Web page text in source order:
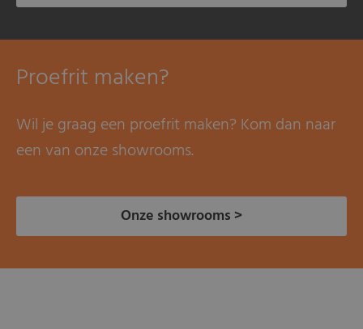
Proefrit maken?
Wil je graag een proefrit maken? Kom dan naar
een van onze showrooms.
Onze showrooms >